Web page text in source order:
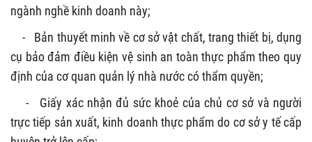
ngành nghề kinh doanh này;
-
Bản thuyết minh về cơ sở vật chất, trang thiết bị, dụng
cụ bảo đảm điều kiện vệ sinh an toàn thực phẩm theo quy
định của cơ quan quản lý nhà nước có thẩm quyền;
-
Giấy xác nhận đủ sức khoẻ của chủ cơ sở và người
trực tiếp sản xuất, kinh doanh thực phẩm do cơ sở y tế cấp